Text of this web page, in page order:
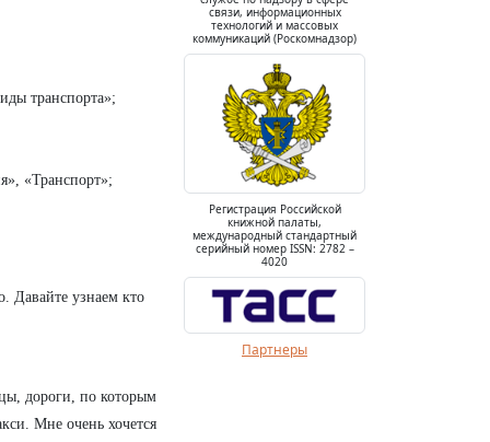
транспорта»;
«Транспорт»;
Давайте узнаем кто
дороги, по которым
Мне очень хочется
связи, информационных
технологий и массовых
коммуникаций (Роскомнадзор)
Регистрация Российской
книжной палаты,
международный стандартный
серийный номер ISSN: 2782 –
4020
Партнеры